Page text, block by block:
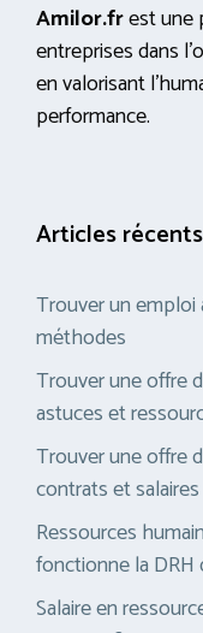
Amilor.frest une
entreprises dans
en valorisant
performance.
Articles récents
Trouver un emploi
méthodes
Trouver une offre
astuces et
Trouver une offre
contrats et salaires
Ressources
fonctionne la DRH
Salaire en